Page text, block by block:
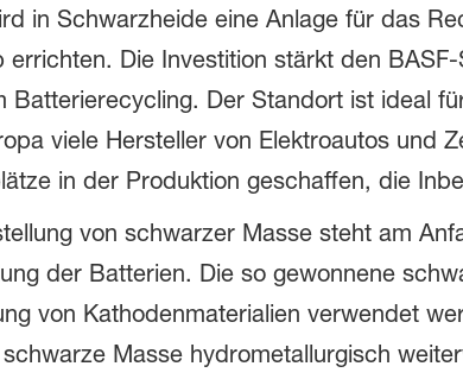
in Schwarzheide eine Anlage für das
errichten. Die Investition stärkt den
Batterierecycling. Der Standort ist ideal
viele Hersteller von Elektroautos und
in der Produktion geschaffen, die
von schwarzer Masse steht am
der Batterien. Die so gewonnene
von Kathodenmaterialien verwendet
Masse hydrometallurgisch